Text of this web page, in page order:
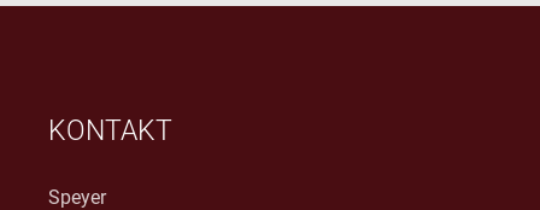
KONTAKT
Speyer